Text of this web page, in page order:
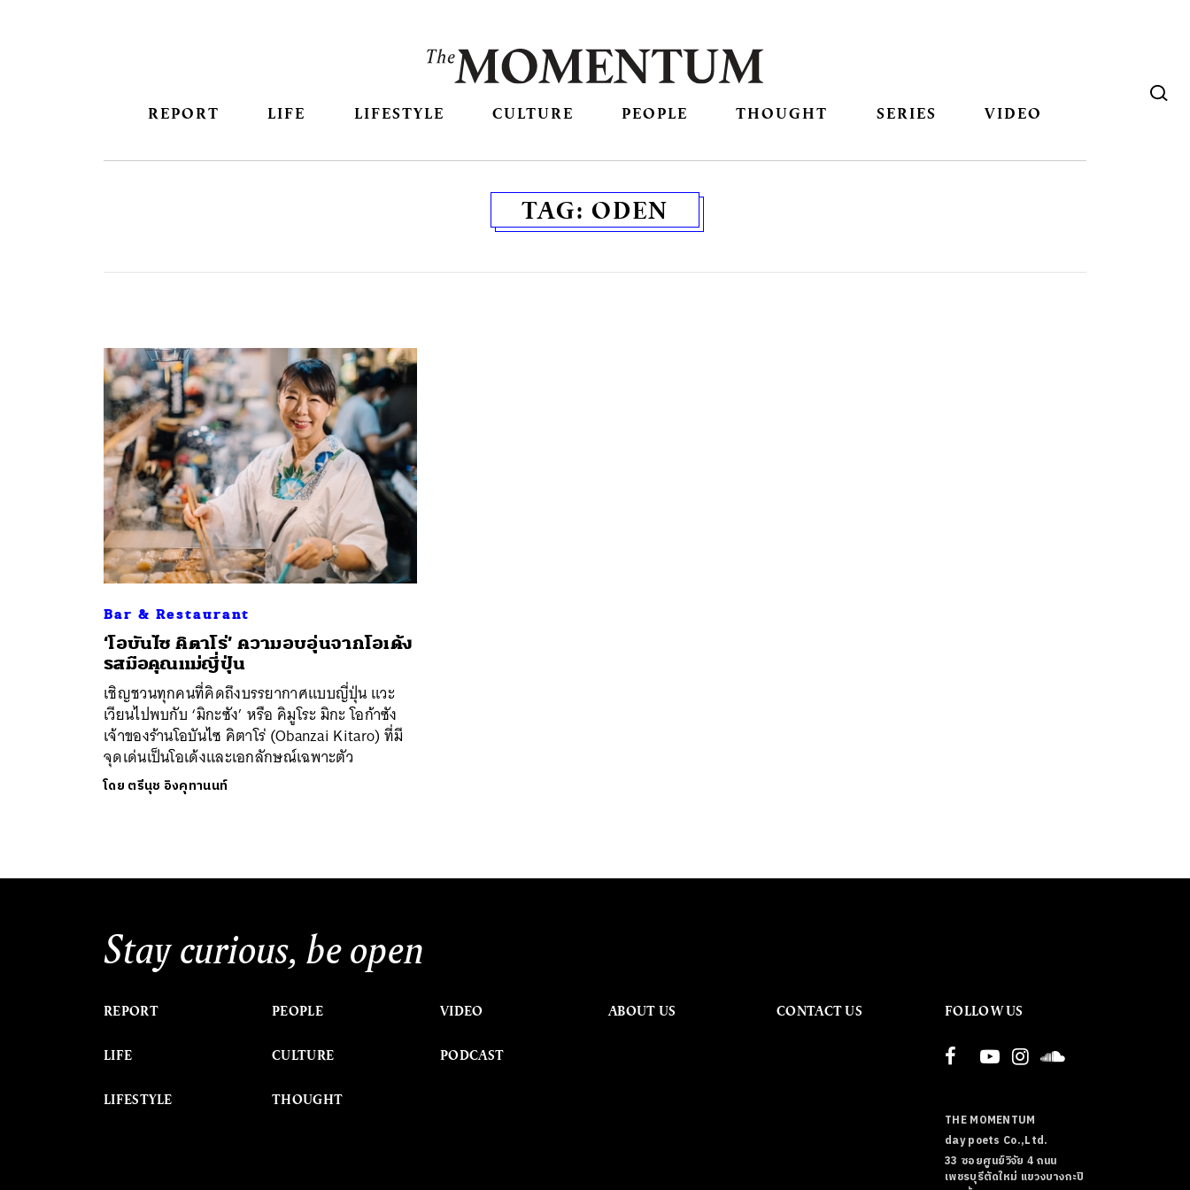
REPORT LIFE LIFESTYLE CULTURE PEOPLE THOUGHT SERIES VIDEO
TAG: ODEN
Bar & Restaurant
‘โอบันไซ คิตาโร่’ ความอบอุ่นจากโอเด้ง
รสมือคุณแม่ญี่ปุ่น
เชิญชวนทุกคนที่คิดถึงบรรยากาศแบบญี่ปุ่น แวะ
เวียนไปพบกับ ‘มิกะซัง’ หรือ คิมูโระ มิกะ โอก้าซัง
เจ้าของร้านโอบันไซ คิตาโร่ (Obanzai Kitaro) ที่มี
จุดเด่นเป็นโอเด้งและเอกลักษณ์เฉพาะตัว
โดย ตรีนุช อิงคุทานนท์
Stay curious, be open
REPORT
LIFE
LIFESTYLE
PEOPLE
CULTURE
THOUGHT
VIDEO
PODCAST
ABOUT US CONTACT US FOLLOW US
THE MOMENTUM
day poets Co.,Ltd.
33 ซอยศูนย์วิจัย 4 ถนน
เพชรบุรีตัดใหม่ แขวงบางกะปิ
ค้นหา